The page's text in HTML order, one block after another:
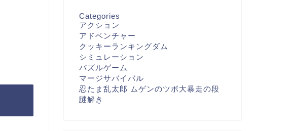
Categories
アクション
アドベンチャー
クッキーランキングダム
シミュレーション
パズルゲーム
マージサバイバル
忍たま乱太郎 ムゲンのツボ大暴走の段
謎解き